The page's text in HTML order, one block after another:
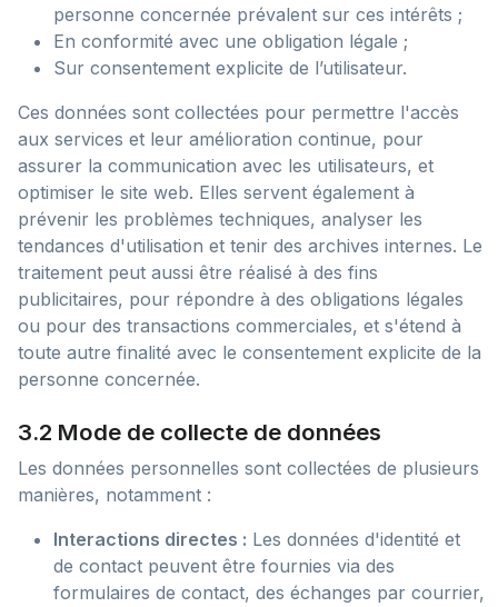
personne concernée prévalent sur ces intérêts ;
En conformité avec une obligation légale ;
Sur consentement explicite de l’utilisateur.
Ces données sont collectées pour permettre l'accès
aux services et leur amélioration continue, pour
assurer la communication avec les utilisateurs, et
optimiser le site web. Elles servent également à
prévenir les problèmes techniques, analyser les
tendances d'utilisation et tenir des archives internes. Le
traitement peut aussi être réalisé à des fins
publicitaires, pour répondre à des obligations légales
ou pour des transactions commerciales, et s'étend à
toute autre finalité avec le consentement explicite de la
personne concernée.
3.2 Mode de collecte de données
Les données personnelles sont collectées de plusieurs
manières, notamment :
Interactions directes : Les données d'identité et
de contact peuvent être fournies via des
formulaires de contact, des échanges par courrier,